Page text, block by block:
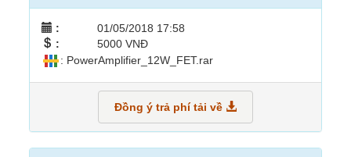
: 01/05/2018 17:58
: 5000 VNĐ
: PowerAmplifier_12W_FET.rar
Đồng ý trả phí tải về